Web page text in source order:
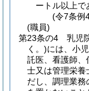
ートル以上で
(令7条例
(職員)
第23条の4
乳児
く。)には、小
託医、看護師、
士又は管理栄養
だし、調理業務